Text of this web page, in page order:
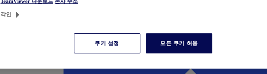
각인
쿠키 설정 모든 쿠키 허용